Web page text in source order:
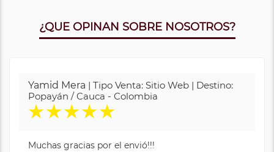
¿QUE OPINAN SOBRE NOSOTROS?
Yamid Mera | Tipo Venta: Sitio Web | Destino:
Popayán / Cauca - Colombia
★★★★★
Muchas gracias por el envió!!!